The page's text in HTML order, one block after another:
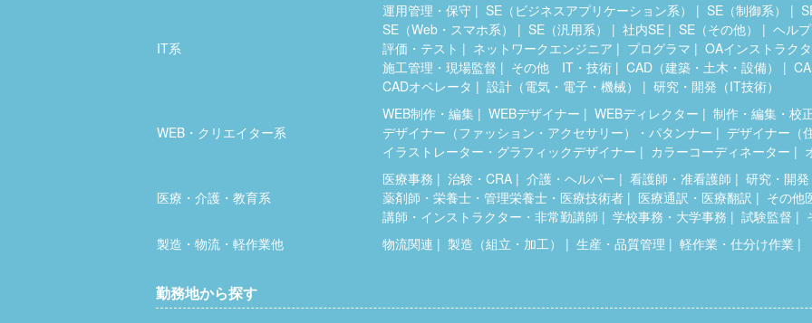
IT系
運用管理・保守 SE（ビジネスアプリケーション系） SE（制御系）
SE（Web・スマホ系）
SE（汎用系） 社内SE SE（その他）
ヘル
評価・テスト
ネットワークエンジニア プログラマ
OAインストラク
施工管理・現場監督
その他 IT・技術 CAD（建築・土木・設備）
CADオペレータ
設計（電気・電子・機械） 研究・開発（IT技術）
WEB・クリエイター系
WEB制作・編集 WEBデザイナー WEBディレクター
制作・編集・校
デザイナー（ファッション・アクセサリー）・パタンナー
デザイナー（
イラストレーター・グラフィックデザイナー
カラーコーディネーター
医療・介護・教育系
医療事務 治験・CRA 介護・ヘルパー 看護師・准看護師
研究・開
薬剤師・栄養士・管理栄養士・医療技術者
医療通訳・医療翻訳
その他
講師・インストラクター・非常勤講師
学校事務・大学事務 試験監督
製造・物流・軽作業他
物流関連 製造（組立・加工） 生産・品質管理 軽作業・仕分け作業
勤務地から探す